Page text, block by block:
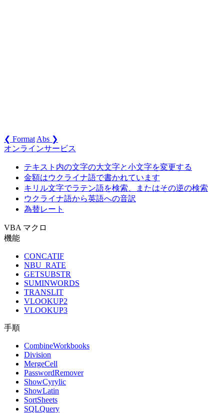
❮ Format Abs ❯
オンラインサービス
テキスト内の文字の大文字と小文字を変更する
金額はウクライナ語で書かれています
キリル文字でラテン語を検索、またはその逆の検索
ウクライナ語から英語への音訳
為替レート
VBA マクロ
機能
CONCATIF
NBU_RATE
GETSUBSTR
SUMINWORDS
TRANSLIT
VLOOKUP2
VLOOKUP3
手順
CombineWorkbooks
Division
MergeCell
PasswordRemover
ShowCyrylic
ShowLatin
SortSheets
SQLQuery